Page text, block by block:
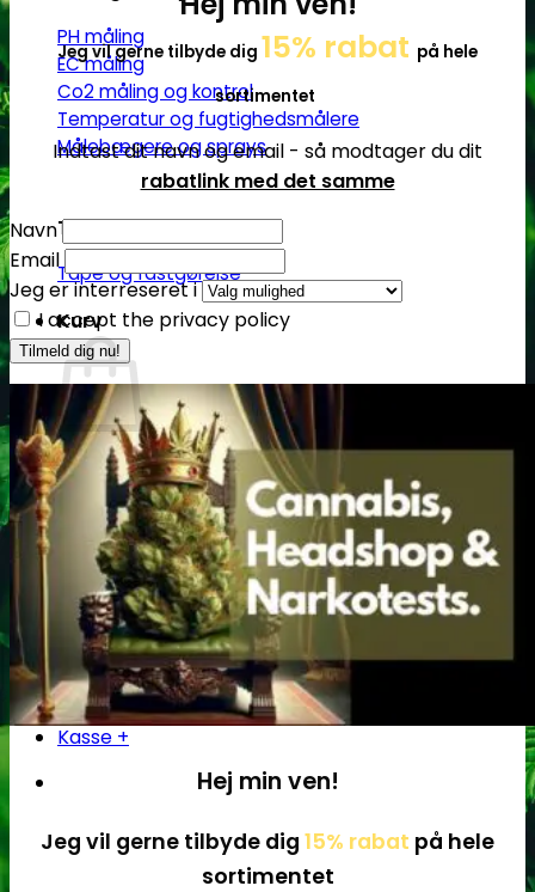
PH måling
EC måling
Co2 måling og kontrol
Temperatur og fugtighedsmålere
Målebægere og sprays
Tilbehør
Tape og fastgørelse
Kurv
Ingen produkter i kurven.
Tilbage til shoppen
Søg
efter:
Kasse +
Jeg vil gerne tilbyde dig 15% rabat på hele
sortimentet
Indtast dit navn og email - så modtager du dit
rabatlink med det samme
Navn
Email
Jeg er interreseret i
I accept the privacy policy
Hej min ven!
Jeg vil gerne tilbyde dig 15% rabat på hele
sortimentet